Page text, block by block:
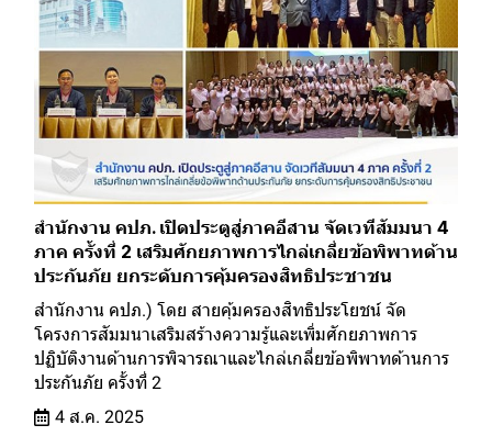
สำนักงาน คปภ. เปิดประตูสู่ภาคอีสาน จัดเวทีสัมมนา 4
ภาค ครั้งที่ 2 เสริมศักยภาพการไกล่เกลี่ยข้อพิพาทด้าน
ประกันภัย ยกระดับการคุ้มครองสิทธิประชาชน
สำนักงาน คปภ.) โดย สายคุ้มครองสิทธิประโยชน์ จัด
โครงการสัมมนาเสริมสร้างความรู้และเพิ่มศักยภาพการ
ปฏิบัติงานด้านการพิจารณาและไกล่เกลี่ยข้อพิพาทด้านการ
ประกันภัย ครั้งที่ 2
4 ส.ค. 2025